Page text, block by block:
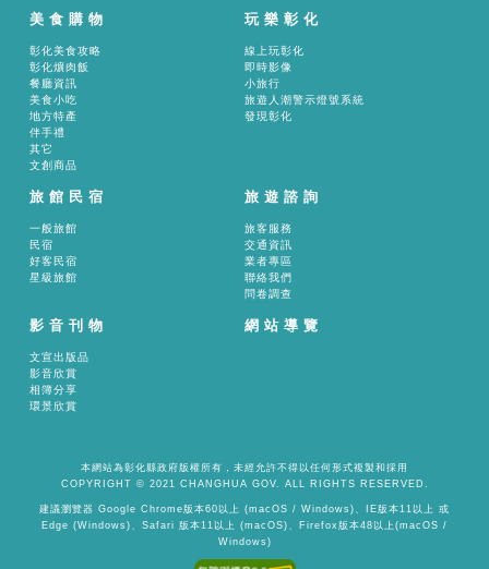
美食購物
彰化美食攻略
彰化爌肉飯
餐廳資訊
美食小吃
地方特產
伴手禮
其它
文創商品
玩樂彰化
線上玩彰化
即時影像
小旅行
旅遊人潮警示燈號系統
發現彰化
旅館民宿
一般旅館
民宿
好客民宿
星級旅館
旅遊諮詢
旅客服務
交通資訊
業者專區
聯絡我們
問卷調查
影音刊物
文宣出版品
影音欣賞
相簿分享
環景欣賞
網站導覽
本網站為彰化縣政府版權所有，未經允許不得以任何形式複製和採用
COPYRIGHT © 2021 CHANGHUA GOV. ALL RIGHTS RESERVED.
建議瀏覽器 Google Chrome版本60以上 (macOS / Windows)、IE版本11以上 或
Edge (Windows)、Safari 版本11以上 (macOS)、Firefox版本48以上(macOS /
Windows)